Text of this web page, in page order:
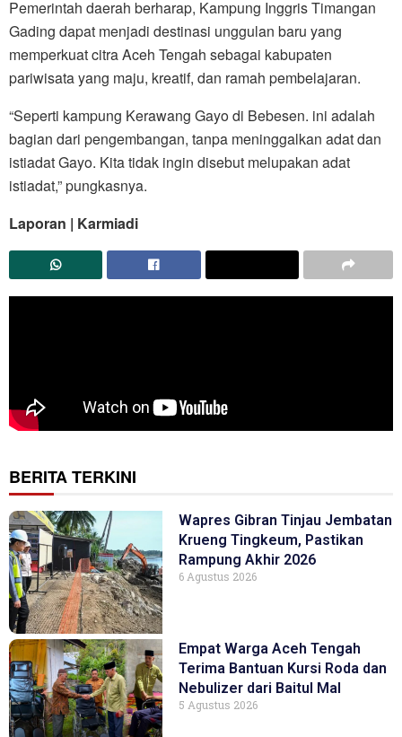
Pemerintah daerah berharap, Kampung Inggris Timangan
Gading dapat menjadi destinasi unggulan baru yang
memperkuat citra Aceh Tengah sebagai kabupaten
pariwisata yang maju, kreatif, dan ramah pembelajaran.
“Seperti kampung Kerawang Gayo di Bebesen. ini adalah
bagian dari pengembangan, tanpa meninggalkan adat dan
istiadat Gayo. Kita tidak ingin disebut melupakan adat
istiadat,” pungkasnya.
Laporan | Karmiadi
BERITA TERKINI
Wapres Gibran Tinjau Jembatan
Krueng Tingkeum, Pastikan
Rampung Akhir 2026
6 Agustus 2026
Empat Warga Aceh Tengah
Terima Bantuan Kursi Roda dan
Nebulizer dari Baitul Mal
5 Agustus 2026